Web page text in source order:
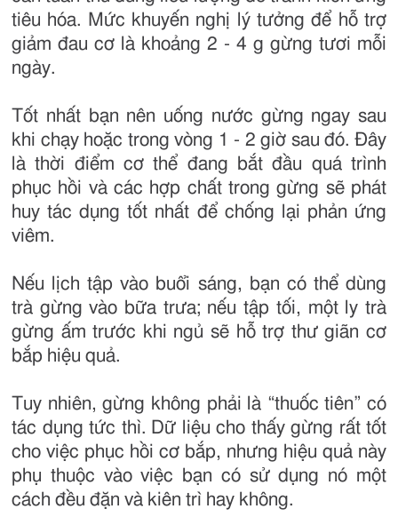
tiêu hóa. Mức khuyến nghị lý tưởng để hỗ trợ
giảm đau cơ là khoảng 2 - 4 g gừng tươi mỗi
ngày.
Tốt nhất bạn nên uống nước gừng ngay sau
khi chạy hoặc trong vòng 1 - 2 giờ sau đó. Đây
là thời điểm cơ thể đang bắt đầu quá trình
phục hồi và các hợp chất trong gừng sẽ phát
huy tác dụng tốt nhất để chống lại phản ứng
viêm.
Nếu lịch tập vào buổi sáng, bạn có thể dùng
trà gừng vào bữa trưa; nếu tập tối, một ly trà
gừng ấm trước khi ngủ sẽ hỗ trợ thư giãn cơ
bắp hiệu quả.
Tuy nhiên, gừng không phải là “thuốc tiên” có
tác dụng tức thì. Dữ liệu cho thấy gừng rất tốt
cho việc phục hồi cơ bắp, nhưng hiệu quả này
phụ thuộc vào việc bạn có sử dụng nó một
cách đều đặn và kiên trì hay không.